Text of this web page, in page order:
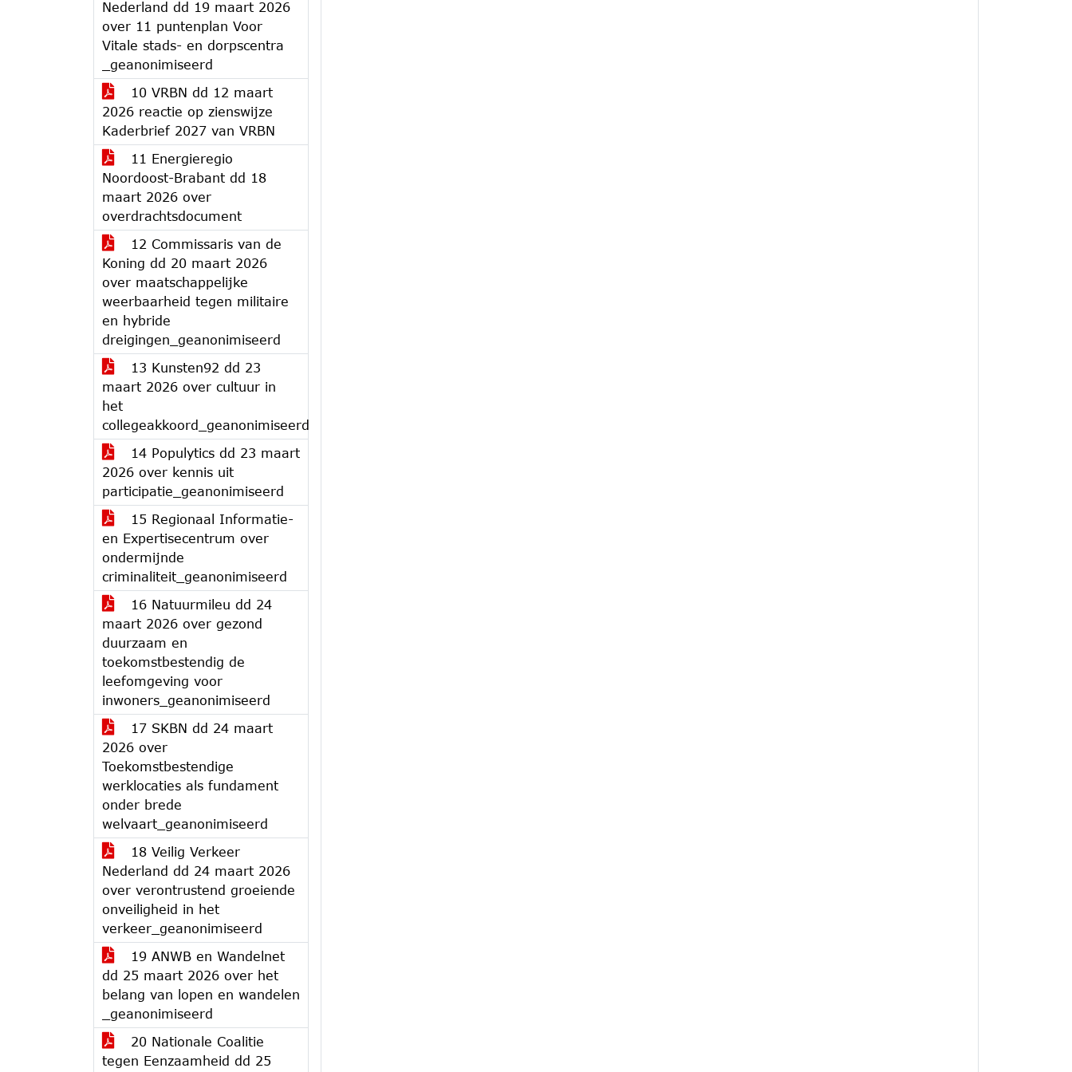
Nederland dd 19 maart 2026
over 11 puntenplan Voor
Vitale stads- en dorpscentra
_geanonimiseerd
10 VRBN dd 12 maart
2026 reactie op zienswijze
Kaderbrief 2027 van VRBN
11 Energieregio
Noordoost-Brabant dd 18
maart 2026 over
overdrachtsdocument
12 Commissaris van de
Koning dd 20 maart 2026
over maatschappelijke
weerbaarheid tegen militaire
en hybride
dreigingen_geanonimiseerd
13 Kunsten92 dd 23
maart 2026 over cultuur in
het
collegeakkoord_geanonimiseerd
14 Populytics dd 23 maart
2026 over kennis uit
participatie_geanonimiseerd
15 Regionaal Informatie-
en Expertisecentrum over
ondermijnde
criminaliteit_geanonimiseerd
16 Natuurmileu dd 24
maart 2026 over gezond
duurzaam en
toekomstbestendig de
leefomgeving voor
inwoners_geanonimiseerd
17 SKBN dd 24 maart
2026 over
Toekomstbestendige
werklocaties als fundament
onder brede
welvaart_geanonimiseerd
18 Veilig Verkeer
Nederland dd 24 maart 2026
over verontrustend groeiende
onveiligheid in het
verkeer_geanonimiseerd
19 ANWB en Wandelnet
dd 25 maart 2026 over het
belang van lopen en wandelen
_geanonimiseerd
20 Nationale Coalitie
tegen Eenzaamheid dd 25